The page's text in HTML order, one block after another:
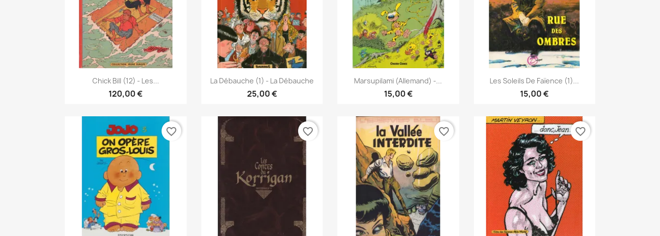
Γρήγορη προβολή
Chick Bill (12) - Les...
120,00 €
Γρήγορη προβολή
La Débauche (1) - La Débauche
25,00 €
Γρήγορη προβολή
Marsupilami (Allemand) -...
15,00 €
Γρήγορη προβολή
Les Soleils De Faïence (1)...
15,00 €
favorite_border favorite_border favorite_border favorite_border